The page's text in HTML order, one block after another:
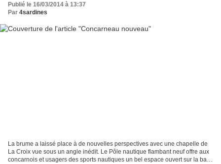
Publié le 16/03/2014 à 13:37
Par 4sardines
La brume a laissé place à de nouvelles perspectives avec une chapelle de
La Croix vue sous un angle inédit. Le Pôle nautique flambant neuf offre aux
concarnois et usagers des sports nautiques un bel espace ouvert sur la baie.